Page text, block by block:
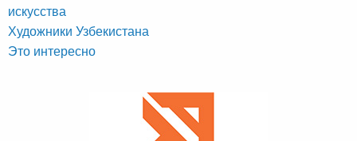
искусства
Художники Узбекистана
Это интересно